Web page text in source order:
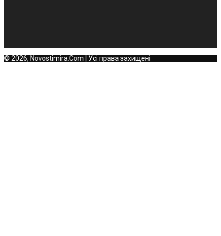
© 2026, Novostimira.Com | Усі права захищені